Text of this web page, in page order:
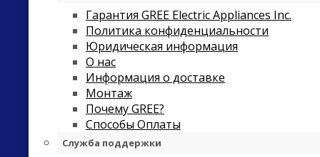
Гарантия GREE Electric Appliances Inc.
Политика конфиденциальности
Юридическая информация
О нас
Информация о доставке
Монтаж
Почему GREE?
Способы Оплаты
Служба поддержки